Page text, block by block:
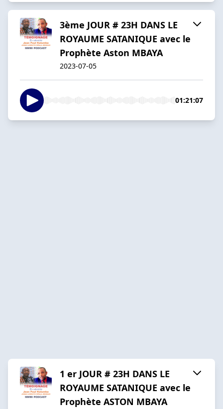
3ème JOUR # 23H DANS LE
ROYAUME SATANIQUE avec le
Prophète Aston MBAYA
2023-07-05
01:21:07
1 er JOUR # 23H DANS LE
ROYAUME SATANIQUE avec le
Prophète ASTON MBAYA